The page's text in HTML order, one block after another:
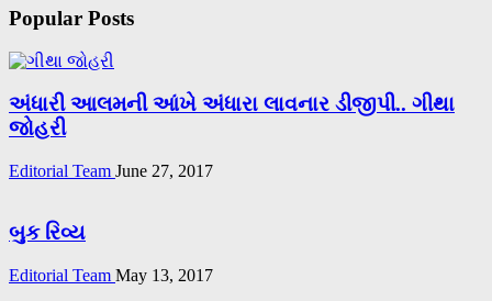
Popular Posts
અંધારી આલમની આંખે અંધારા લાવનાર ડીજીપી.. ગીથા
જોહરી
Editorial Team June 27, 2017
બુક રિવ્ય
Editorial Team May 13, 2017